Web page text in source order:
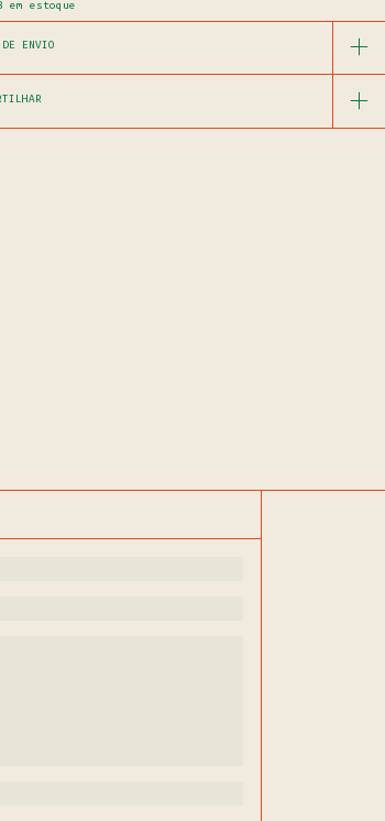
em estoque
ENVIO